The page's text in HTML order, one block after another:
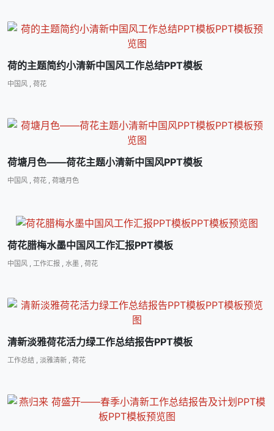
荷的主题简约小清新中国风工作总结PPT模板
中国风 , 荷花
荷塘月色――荷花主题小清新中国风PPT模板
中国风 , 荷花 , 荷塘月色
荷花腊梅水墨中国风工作汇报PPT模板
中国风 , 工作汇报 , 水墨 , 荷花
清新淡雅荷花活力绿工作总结报告PPT模板
工作总结 , 淡雅清新 , 荷花